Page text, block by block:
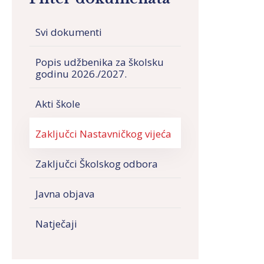
Svi dokumenti
Popis udžbenika za školsku
godinu 2026./2027.
Akti škole
Zaključci Nastavničkog vijeća
Zaključci Školskog odbora
Javna objava
Natječaji